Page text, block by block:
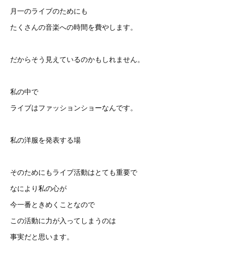
月一のライブのためにも
たくさんの音楽への時間を費やします。
だからそう見えているのかもしれません。
私の中で
ライブはファッションショーなんです。
私の洋服を発表する場
そのためにもライブ活動はとても重要で
なにより私の心が
今一番ときめくことなので
この活動に力が入ってしまうのは
事実だと思います。